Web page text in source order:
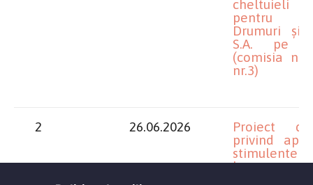
cheltuieli
pentru
Drumuri și
S.A. pe
(comisia
nr.3)
2 26.06.2026
Proiect
privind
stimulente
lunare